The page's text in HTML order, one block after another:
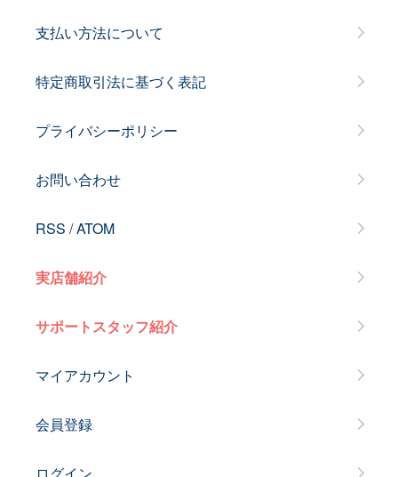
支払い方法について
特定商取引法に基づく表記
プライバシーポリシー
お問い合わせ
RSS /ATOM
実店舗紹介
サポートスタッフ紹介
マイアカウント
会員登録